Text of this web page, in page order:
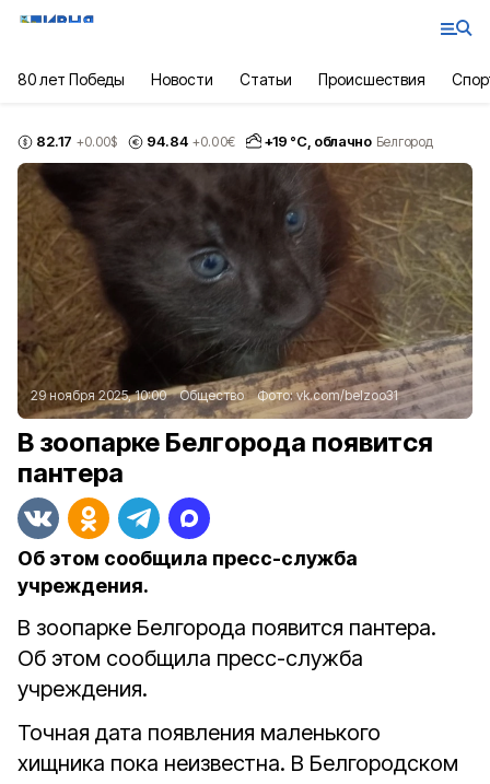
80 лет Победы Новости Статьи Происшествия
82.17 +0.00$ 94.84 +0.00€ +19 °С, облачно Белгород
29 ноября 2025, 10:00 Общество Фото:vk.com/belzoo31
В зоопарке Белгорода появится
пантера
Об этом сообщила пресс-служба
учреждения.
В зоопарке Белгорода появится пантера.
Об этом сообщила пресс-служба
учреждения.
Точная дата появления маленького
хищника пока неизвестна. В Белгородском